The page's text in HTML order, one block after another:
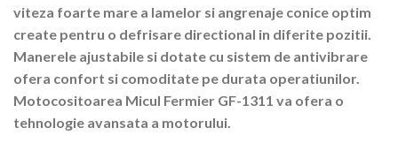
viteza foarte mare a lamelor si angrenaje conice optim
create pentru o defrisare directional in diferite pozitii.
Manerele ajustabile si dotate cu sistem de antivibrare
ofera confort si comoditate pe durata operatiunilor.
Motocositoarea Micul Fermier GF-1311 va ofera o
tehnologie avansata a motorului.